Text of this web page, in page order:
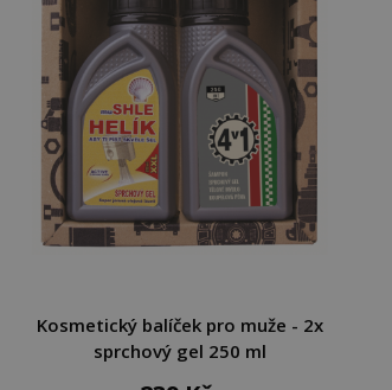
Kosmetický balíček pro muže - 2x
sprchový gel 250 ml